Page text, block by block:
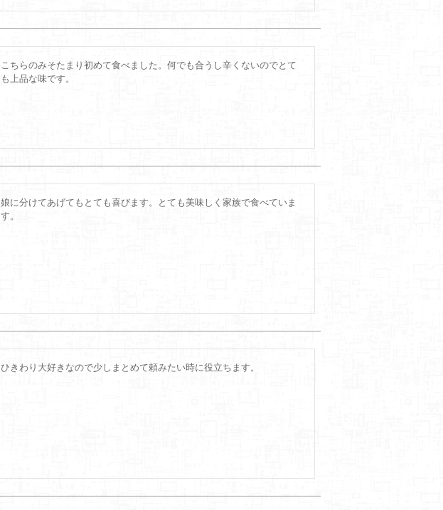
こちらのみそたまり初めて食べました。何でも合うし辛くないのでとて
も上品な味です。
娘に分けてあげてもとても喜びます。とても美味しく家族で食べていま
す。
ひきわり大好きなので少しまとめて頼みたい時に役立ちます。